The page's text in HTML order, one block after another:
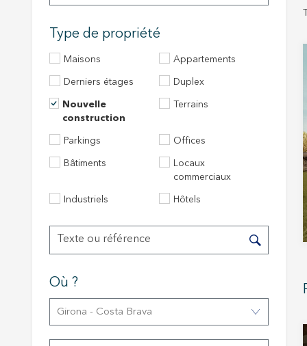
Type de propriété
Maisons Appartements
Derniers étages Duplex
Nouvelle
construction
Terrains
Parkings Offices
Bâtiments
Locaux
commerciaux
Industriels Hôtels
Où ?
Girona - Costa Brava